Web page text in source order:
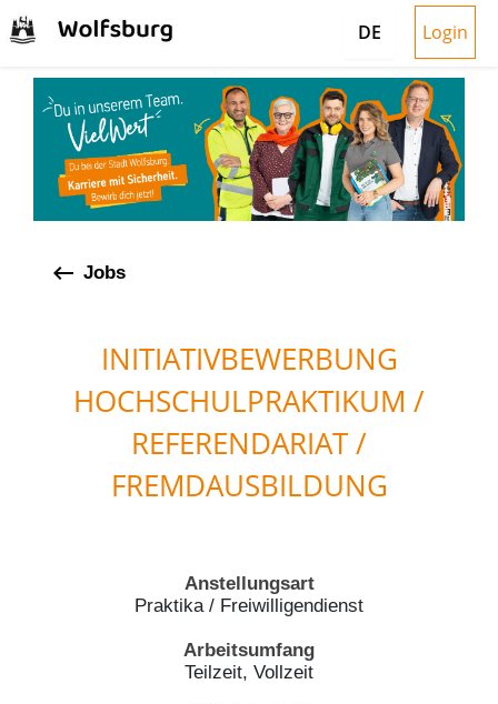
DE Login
keyboard_backspace Jobs
INITIATIVBEWERBUNG
HOCHSCHULPRAKTIKUM /
REFERENDARIAT /
FREMDAUSBILDUNG
Anstellungsart
Praktika / Freiwilligendienst
Arbeitsumfang
Teilzeit, Vollzeit